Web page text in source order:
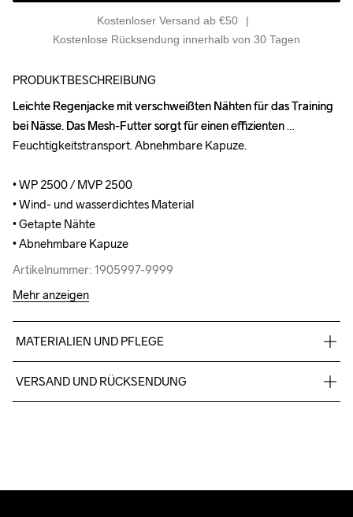
Kostenloser Versand ab €50
Kostenlose Rücksendung innerhalb von 30 Tagen
PRODUKTBESCHREIBUNG
Leichte Regenjacke mit verschweißten Nähten für das Training
bei Nässe. Das Mesh-Futter sorgt für einen effizienten
Feuchtigkeitstransport. Abnehmbare Kapuze.
• WP 2500 / MVP 2500
• Wind- und wasserdichtes Material
• Getapte Nähte
• Abnehmbare Kapuze
Artikelnummer: 1905997-9999
Leichte Regenjacke mit verschweißten Nähten für das Training
bei Nässe. Das Mesh-Futter sorgt für einen effizienten
Feuchtigkeitstransport. Abnehmbare Kapuze.
• WP 2500 / MVP 2500
• Wind- und wasserdichtes Material
• Getapte Nähte
• Abnehmbare Kapuze
Artikelnummer: 1905997-9999
Mehr anzeigen
MATERIALIEN UND PFLEGE
VERSAND UND RÜCKSENDUNG
entgegennehmen kannst.